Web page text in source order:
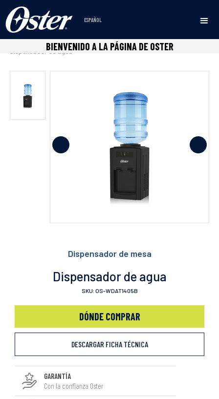
ESPAÑOL
BIENVENIDO A LA PÁGINA DE OSTER
Inicio • Dispensadores de agua • Dispensador de mesa •
Dispensador de agua
Dispensador de mesa
Dispensador de agua
SKU: OS-WDAT1405B
DÓNDE COMPRAR
DESCARGAR FICHA TÉCNICA
GARANTÍA
Con la confianza Oster